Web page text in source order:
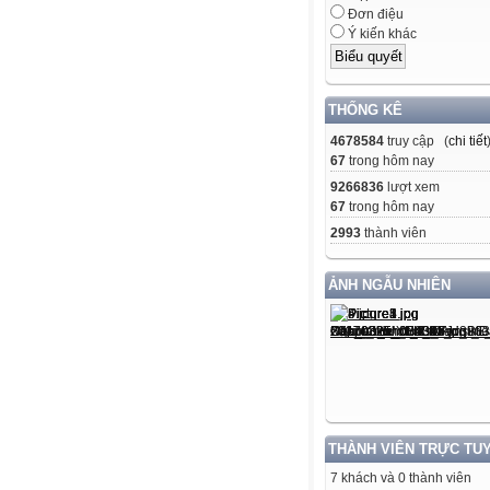
Đơn điệu
Ý kiến khác
THỐNG KÊ
4678584 truy cập (chi tiết)
67 trong hôm nay
9266836 lượt xem
67 trong hôm nay
2993 thành viên
ẢNH NGẪU NHIÊN
THÀNH VIÊN TRỰC
7 khách và 0 thành viên